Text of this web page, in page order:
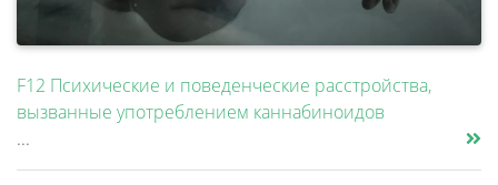
F12 Психические и поведенческие расстройства,
вызванные употреблением каннабиноидов
...